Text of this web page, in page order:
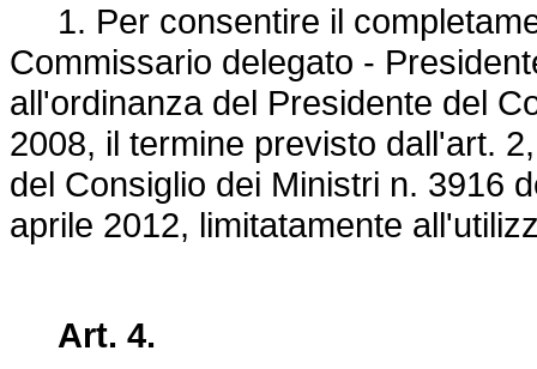
1. Per consentire il
Commissario delegato -
all'ordinanza del Presidente del
2008, il termine previsto dall'art.
del Consiglio dei Ministri n. 3916
aprile 2012, limitatamente
Art. 4.